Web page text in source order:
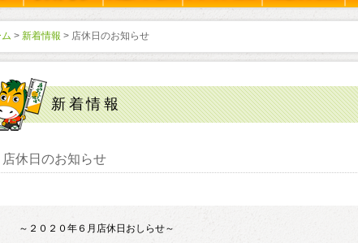
> 新着情報 > 店休日のお知らせ
新着情報
店休日のお知らせ
～２０２０年６月店休日おしらせ～